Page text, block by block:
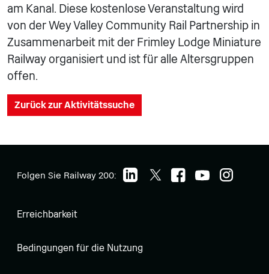
am Kanal. Diese kostenlose Veranstaltung wird
von der Wey Valley Community Rail Partnership in
Zusammenarbeit mit der Frimley Lodge Miniature
Railway organisiert und ist für alle Altersgruppen
offen.
Zurück zur Aktivitätssuche
Folgen Sie Railway 200:
Erreichbarkeit
Bedingungen für die Nutzung